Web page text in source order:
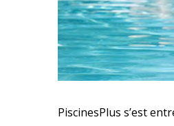
PiscinesPlus s’est